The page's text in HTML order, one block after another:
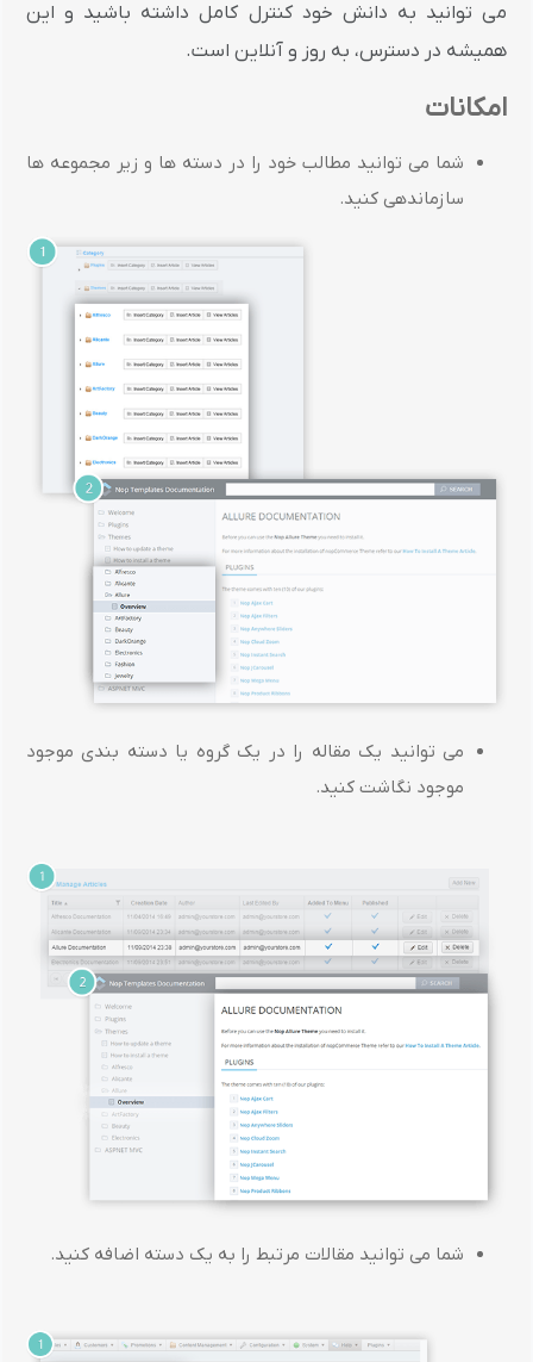
می توانید به دانش خود کنترل کامل داشته باشید و این
همیشه در دسترس، به روز و آنلاین است.
امکانات
شما می توانید مطالب خود را در دسته ها و زیر مجموعه ها
سازماندهی کنید.
می توانید یک مقاله را در یک گروه یا دسته بندی موجود
موجود نگاشت کنید.
شما می توانید مقالات مرتبط را به یک دسته اضافه کنید.